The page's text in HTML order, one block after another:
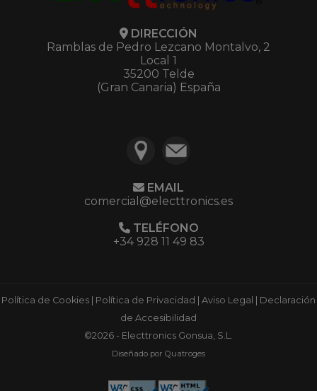
DIRECCIÓN
Ramblas de Pedro Lezcano Montalvo, 2
Local 1
35200 Telde
(Gran Canaria) España
EMAIL
comercial@electtronics.es
TELÉFONO
+34 928 11 49 83
Política de Cookies Política de Privacidad Aviso Legal
Declaración
de Accesibilidad
©2026 - Electtronics Gonsua, S.L.
Diseñado por Quatroges